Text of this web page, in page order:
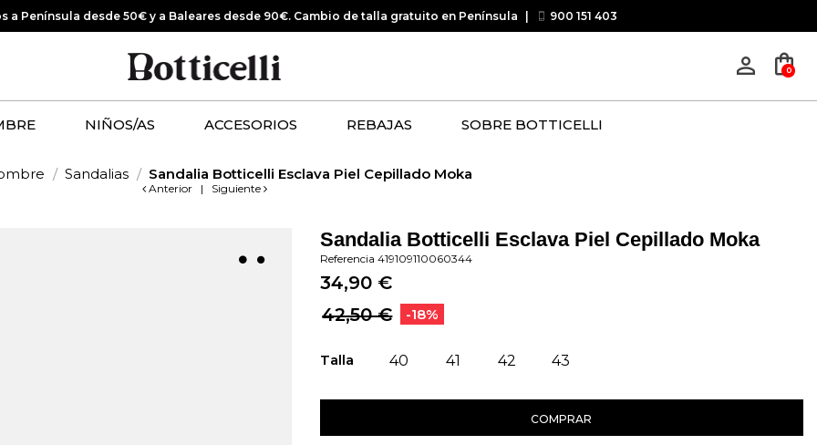
a Península desde 50€ y a Baleares desde 90€. Cambio de talla gratuito en Península 900 151 403
person_outline shopping_bag
0
NIÑOS/AS ACCESORIOS REBAJAS SOBRE BOTTICELLI
Sandalias Sandalia Botticelli Esclava Piel Cepillado Moka
Anterior | Siguiente
Sandalia Botticelli Esclava Piel Cepillado Moka
Referencia 419109110060344
34,90 €
42,50 €
-18%
Talla 40 41 42 43
COMPRAR